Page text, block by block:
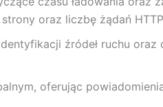
oraz liczbę żądań
źródeł ruchu oraz
oferując